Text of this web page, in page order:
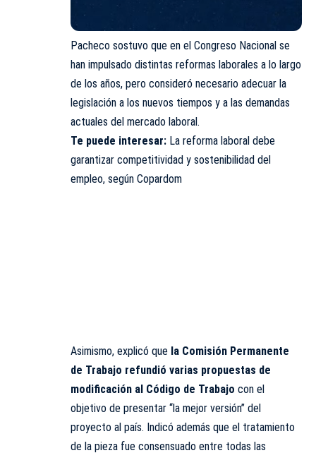
Pacheco sostuvo que en el Congreso Nacional se
han impulsado distintas reformas laborales a lo largo
de los años, pero consideró necesario adecuar la
legislación a los nuevos tiempos y a las demandas
actuales del mercado laboral.
Te puede interesar: La reforma laboral debe
garantizar competitividad y sostenibilidad del
empleo, según Copardom
Asimismo, explicó que la Comisión Permanente
de Trabajo refundió varias propuestas de
modificación al Código de Trabajo con el
objetivo de presentar “la mejor versión” del
proyecto al país. Indicó además que el tratamiento
de la pieza fue consensuado entre todas las